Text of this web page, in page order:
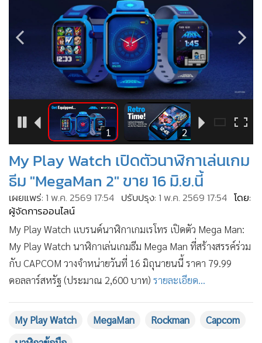
ละคร
CbizReview
Cyber BIZ
•
• Good health & Well-being
Green Innovation & SD
Management & HR
• MGR Live
• Infographic
การเมือง
• ท่องเที่ยว
• กีฬา
• ต่างประเทศ
• Special Scoop
• เศรษฐกิจ-ธุรกิจ
• จีน
ชุมชน-คุณภาพชีวิต
อาชญากรรม
My Play Watch เปิดตัวนาฬิกาเล่นเกม
ธีม "MegaMan 2" ขาย 16 มิ.ย.นี้
เผยแพร่: 1 พ.ค. 2569 17:54 ปรับปรุง: 1 พ.ค. 2569 17:54 โดย:
ผู้จัดการออนไลน์
My Play Watch แบรนด์นาฬิกาเกมเรโทร เปิดตัว Mega Man:
My Play Watch นาฬิกาเล่นเกมธีม Mega Man ที่สร้างสรรค์ร่วม
กับ CAPCOM วางจำหน่ายวันที่ 16 มิถุนายนนี้ ราคา 79.99
ดอลลาร์สหรัฐ (ประมาณ 2,600 บาท) รายละเอียด...
My Play Watch MegaMan Rockman
Capcom
1 2